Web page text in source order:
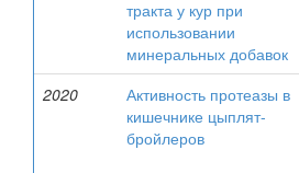
тракта у кур при
использовании
минеральных добавок
2020
Активность протеазы в
кишечнике цыплят-
бройлеров